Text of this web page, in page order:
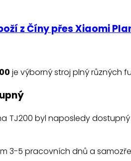
z Číny přes Xiaomi
je výborný stroj plný různých
TJ200 byl naposledy
3-5 pracovních dnů a